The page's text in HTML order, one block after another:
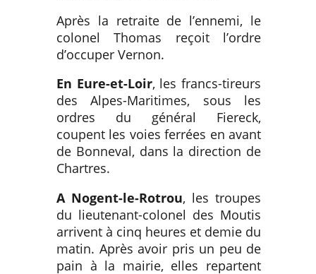
Après la retraite de l’ennemi, le
colonel Thomas reçoit l’ordre
d’occuper Vernon.
En Eure-et-Loir, les francs-tireurs
des Alpes-Maritimes, sous les
ordres du général Fiereck,
coupent les voies ferrées en avant
de Bonneval, dans la direction de
Chartres.
A Nogent-le-Rotrou, les troupes
du lieutenant-colonel des Moutis
arrivent à cinq heures et demie du
matin. Après avoir pris un peu de
pain à la mairie, elles repartent